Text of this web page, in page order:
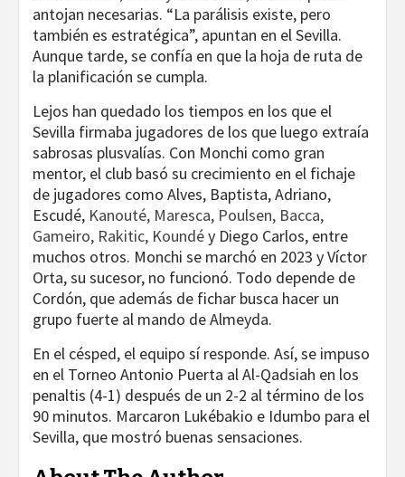
antojan necesarias. “La parálisis existe, pero
también es estratégica”, apuntan en el Sevilla.
Aunque tarde, se confía en que la hoja de ruta de
la planificación se cumpla.
Lejos han quedado los tiempos en los que el
Sevilla firmaba jugadores de los que luego extraía
sabrosas plusvalías. Con Monchi como gran
mentor, el club basó su crecimiento en el fichaje
de jugadores como Alves, Baptista, Adriano,
Escudé, Kanouté, Maresca, Poulsen, Bacca,
Gameiro, Rakitic, Koundéy Diego Carlos, entre
muchos otros. Monchi se marchó en 2023 y Víctor
Orta, su sucesor, no funcionó. Todo depende de
Cordón, que además de fichar busca hacer un
grupo fuerte al mando de Almeyda.
En el césped, el equipo sí responde. Así, se impuso
en el Torneo Antonio Puerta al Al-Qadsiah en los
penaltis (4-1) después de un 2-2 al término de los
90 minutos. Marcaron Lukébakio e Idumbo para el
Sevilla, que mostró buenas sensaciones.